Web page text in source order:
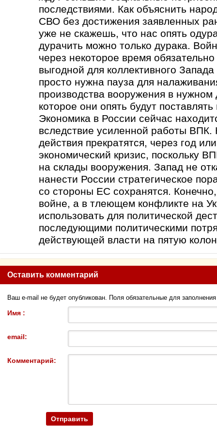
последствиями. Как объяснить
СВО без достижения заявленных
уже не скажешь, что нас опять
дурачить можно только дурака.
через некоторое время
выгодной для коллективного
просто нужна пауза для
производства вооружения в нужном
которое они опять будут
Экономика в России сейчас
вследствие усиленной работы ВПК.
действия прекратятся, через год
экономический кризис, поскольку
на склады вооружения. Запад не
нанести России стратегическое
со стороны ЕС сохранятся.
войне, а в тлеющем конфликте на
использовать для политической
последующими политическими
действующей власти на пятую
Оставить комментарий
Ваш e-mail не будет опубликован. Поля обязательные для
Имя :
email:
Комментарий: